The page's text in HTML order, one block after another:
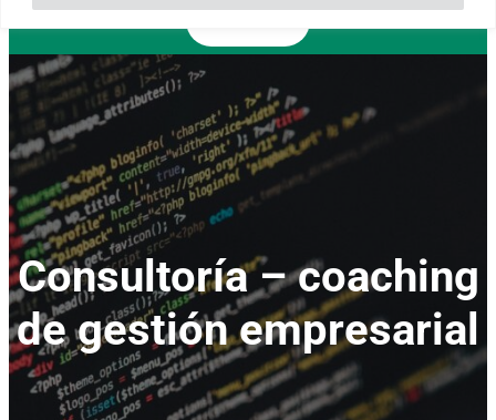
Consultoría – coaching
de gestión empresarial